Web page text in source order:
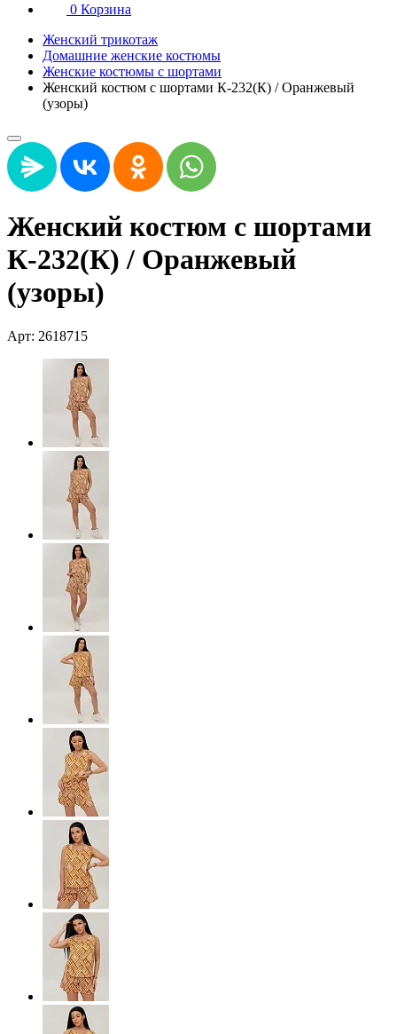
0 Корзина
Женский трикотаж
Домашние женские костюмы
Женские костюмы с шортами
Женский костюм с шортами К-232(К) / Оранжевый
(узоры)
Женский костюм с шортами
К-232(К) / Оранжевый
(узоры)
Арт: 2618715